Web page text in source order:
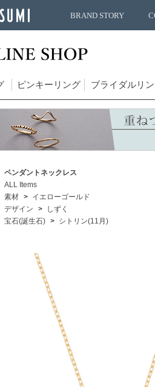
BRAND STORY
ピンキーリング ブライダルリ
ペンダントネックレス
ALL Items
素材
イエローゴールド
デザイン
しずく
宝石(誕生石) シトリン(11月)